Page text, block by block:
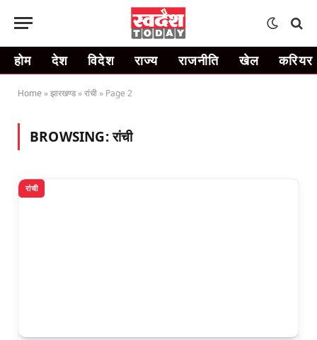
होम देश विदेश राज्य राजनीति खेल करियर
Home »झारखण्ड»रांची » Page 2
BROWSING:रांची
रांची